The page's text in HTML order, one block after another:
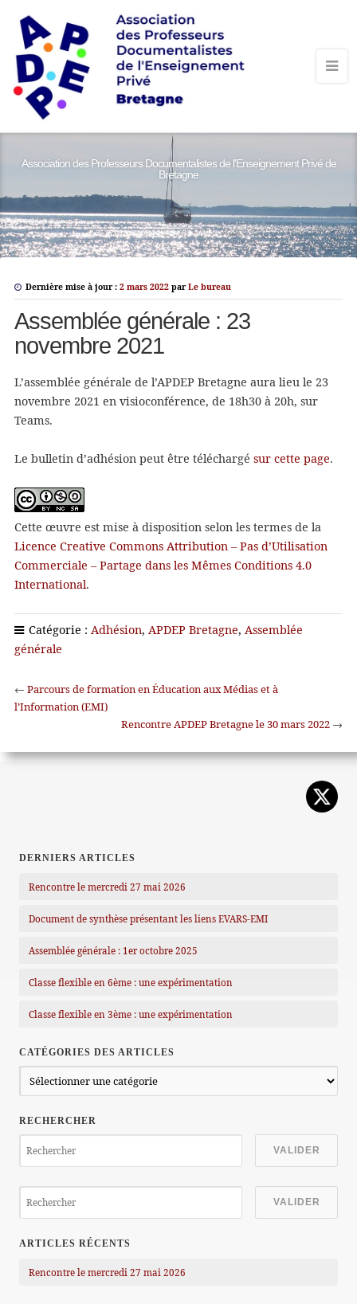
Association des Professeurs Documentalistes de l'Enseignement Privé de
Bretagne
Dernière mise à jour : 2 mars 2022 par Le bureau
Assemblée générale : 23
novembre 2021
L’assemblée générale de l’APDEP Bretagne aura lieu le 23
novembre 2021 en visioconférence, de 18h30 à 20h, sur
Teams.
Le bulletin d’adhésion peut être téléchargé sur cette page.
Cette œuvre est mise à disposition selon les termes de la
Licence Creative Commons Attribution – Pas d’Utilisation
Commerciale – Partage dans les Mêmes Conditions 4.0
International.
Catégorie : Adhésion, APDEP Bretagne, Assemblée
générale
← Parcours de formation en Éducation aux Médias et à
l’Information (EMI)
Rencontre APDEP Bretagne le 30 mars 2022 →
DERNIERS ARTICLES
Rencontre le mercredi 27 mai 2026
Document de synthèse présentant les liens EVARS-EMI
Assemblée générale : 1er octobre 2025
Classe flexible en 6ème : une expérimentation
Classe flexible en 3ème : une expérimentation
CATÉGORIES DES ARTICLES
Catégories
RECHERCHER
ARTICLES RÉCENTS
Rencontre le mercredi 27 mai 2026